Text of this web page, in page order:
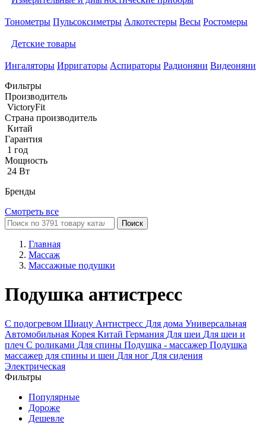
Тонометры Пульсоксиметры Алкотестеры Весы Ростомеры
Детские товары
Ингаляторы Ирригаторы Аспираторы Радионяни Видеоняни
Фильтры
Производитель
VictoryFit
Страна производитель
Китай
Гарантия
1 год
Мощность
24 Вт
Бренды
Смотреть все
Поиск
Главная
Массаж
Массажные подушки
Подушка антистресс
С подогревом Шиацу Антистресс Для дома Универсальная
Автомобильная Корея Китай Германия Для шеи Для шеи и
плеч С роликами Для спины Подушка - массажер Подушка
массажер для спины и шеи Для ног Для сидения
Электрическая
Фильтры
Популярные
Дороже
Дешевле